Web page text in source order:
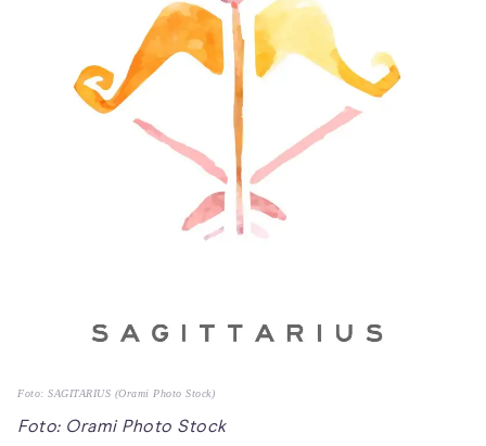
Foto: SAGITARIUS (Orami Photo Stock)
Foto: Orami Photo Stock